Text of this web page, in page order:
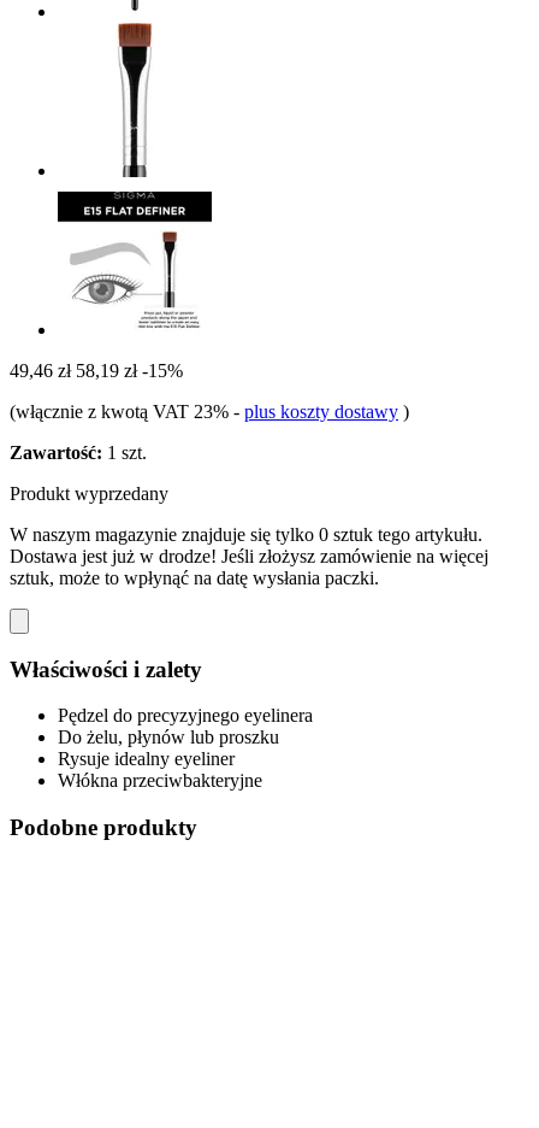
49,46 zł 58,19 zł -15%
(włącznie z kwotą VAT 23% - plus koszty dostawy )
Zawartość: 1 szt.
Produkt wyprzedany
W naszym magazynie znajduje się tylko 0 sztuk tego artykułu.
Dostawa jest już w drodze! Jeśli złożysz zamówienie na więcej
sztuk, może to wpłynąć na datę wysłania paczki.
Właściwości i zalety
Pędzel do precyzyjnego eyelinera
Do żelu, płynów lub proszku
Rysuje idealny eyeliner
Włókna przeciwbakteryjne
Podobne produkty